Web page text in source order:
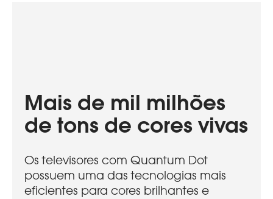
Mais de mil milhões
de tons de cores vivas
Os televisores com Quantum Dot
possuem uma das tecnologias mais
eficientes para cores brilhantes e